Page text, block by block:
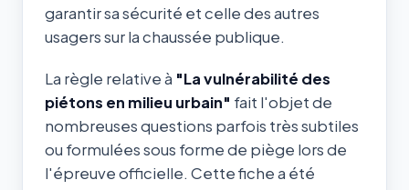
garantir sa sécurité et celle des autres
usagers sur la chaussée publique.
La règle relative à "La vulnérabilité des
piétons en milieu urbain" fait l'objet de
nombreuses questions parfois très subtiles
ou formulées sous forme de piège lors de
l'épreuve officielle. Cette fiche a été